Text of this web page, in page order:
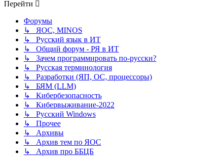
Перейти
Форумы
↳ ЯОС, MINOS
↳ Русский язык в ИТ
↳ Общий форум - РЯ в ИТ
↳ Зачем программировать по-русски?
↳ Русская терминология
↳ Разработки (ЯП, ОС, процессоры)
↳ БЯМ (LLM)
↳ Кибербезопасность
↳ Кибервыживание-2022
↳ Русский Windows
↳ Прочее
↳ Архивы
↳ Архив тем по ЯОС
↳ Архив про ББЦБ